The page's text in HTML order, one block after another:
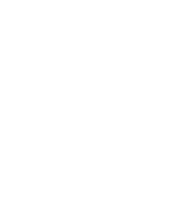
témoignent d'une
est simple :
l'ovulation est de
déséquilibre induit
tous les 30 à 60
courbe de
- renseigne tout de